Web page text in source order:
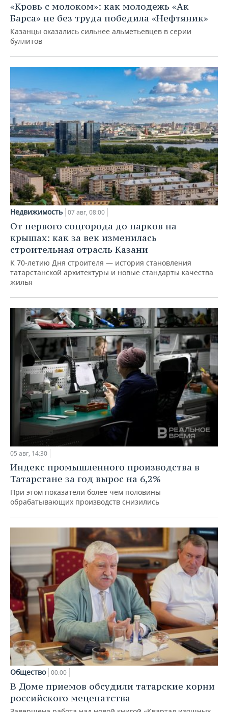
«Кровь с молоком»: как молодежь «Ак
Барса» не без труда победила «Нефтяник»
Казанцы оказались сильнее альметьевцев в серии
буллитов
Недвижимость 07 авг, 08:00
От первого соцгорода до парков на
крышах: как за век изменилась
строительная отрасль Казани
К 70-летию Дня строителя — история становления
татарстанской архитектуры и новые стандарты качества
жилья
05 авг, 14:30
Индекс промышленного производства в
Татарстане за год вырос на 6,2%
При этом показатели более чем половины
обрабатывающих производств снизились
Общество 00:00
В Доме приемов обсудили татарские корни
российского меценатства